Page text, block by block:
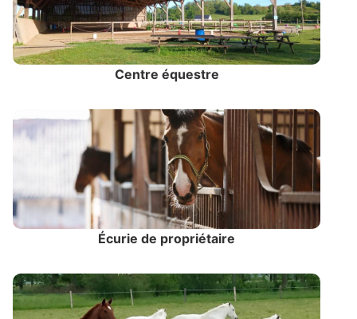
Centre équestre
Écurie de propriétaire